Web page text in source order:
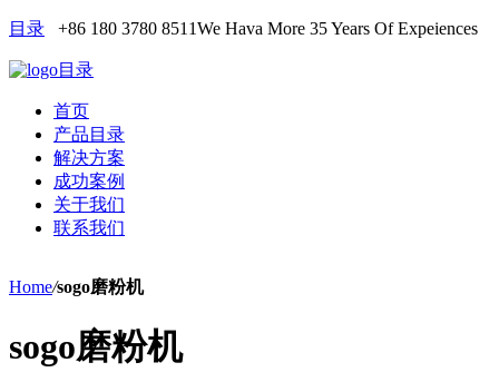
目录 +86 180 3780 8511We Hava More 35 Years Of Expeiences
目录
首页
产品目录
解决方案
成功案例
关于我们
联系我们
Home/sogo磨粉机
sogo磨粉机